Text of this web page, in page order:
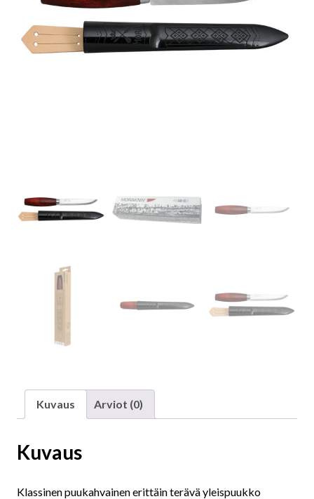
Kuvaus Arviot (0)
Kuvaus
Klassinen puukahvainen erittäin terävä yleispuukko